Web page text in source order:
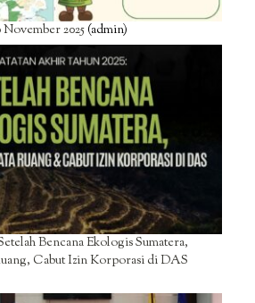
2025(admin)
Bencana Ekologis Sumatera,
Cabut Izin Korporasi di DAS